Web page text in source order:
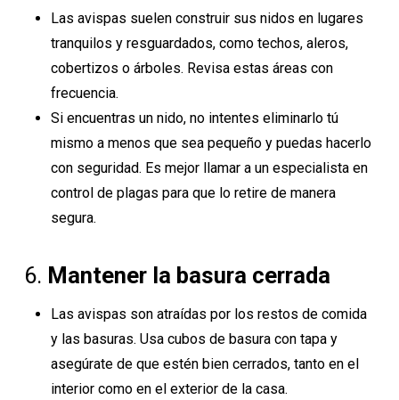
Las avispas suelen construir sus nidos en lugares
tranquilos y resguardados, como techos, aleros,
cobertizos o árboles. Revisa estas áreas con
frecuencia.
Si encuentras un nido, no intentes eliminarlo tú
mismo a menos que sea pequeño y puedas hacerlo
con seguridad. Es mejor llamar a un especialista en
control de plagas para que lo retire de manera
segura.
6. Mantener la basura cerrada
Las avispas son atraídas por los restos de comida
y las basuras. Usa cubos de basura con tapa y
asegúrate de que estén bien cerrados, tanto en el
interior como en el exterior de la casa.